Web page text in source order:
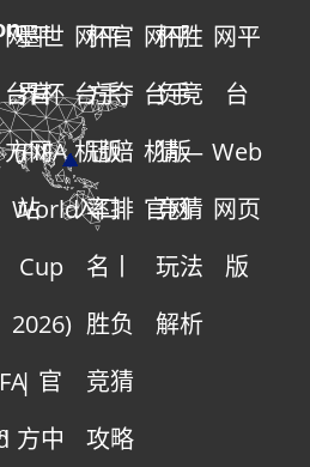
网平
台官
方网
站
网平
台手
机版
入口
网平
台手
机版
官网
网平
台
Web
网页
版
墨世
界杯
(FIFA
World
Cup
2026)
| 官
方中
杯官
方夺
冠赔
率排
名丨
胜负
竞猜
攻略
杯胜
负竞
猜—
竞猜
玩法
解析